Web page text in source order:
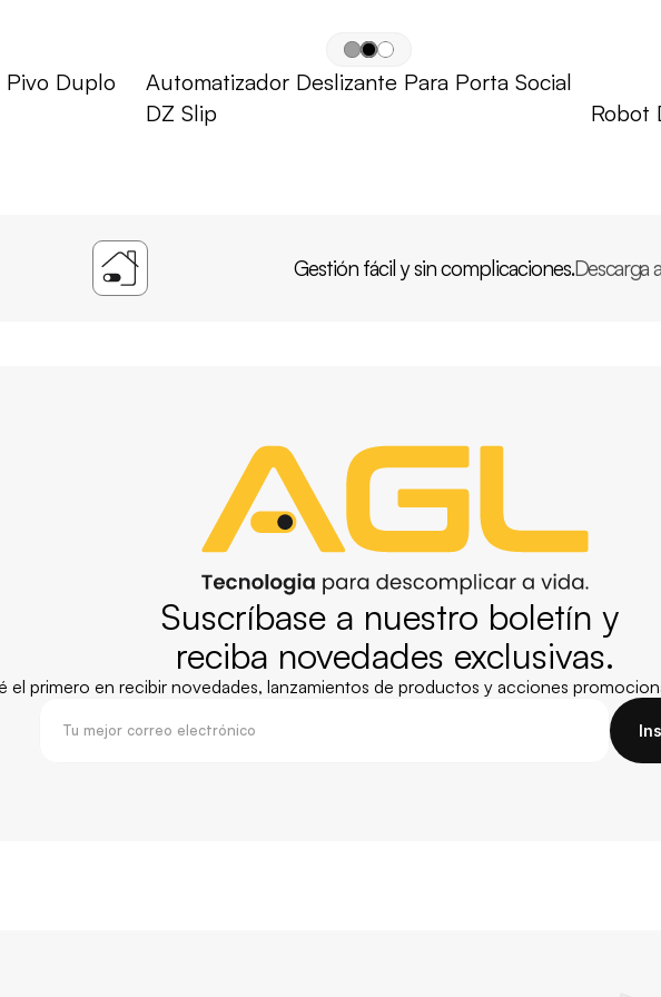
Duplo
Automatizador Deslizante Para Porta Social
DZ Slip
Robot
Gestión fácil y sin complicaciones.Descarga
Suscríbase a nuestro boletín y
reciba novedades exclusivas.
el primero en recibir novedades, lanzamientos de productos y acciones